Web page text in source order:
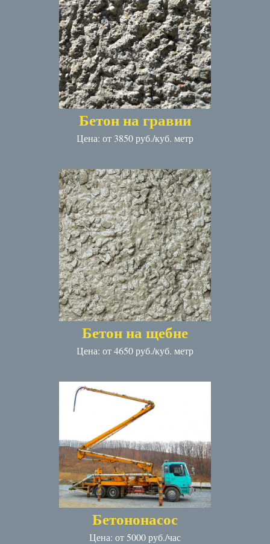
Бетон на гравии
Цена: от 3850 руб./куб. метр
Бетон на щебне
Цена: от 4650 руб./куб. метр
Бетононасос
Цена: от 5000 руб./час